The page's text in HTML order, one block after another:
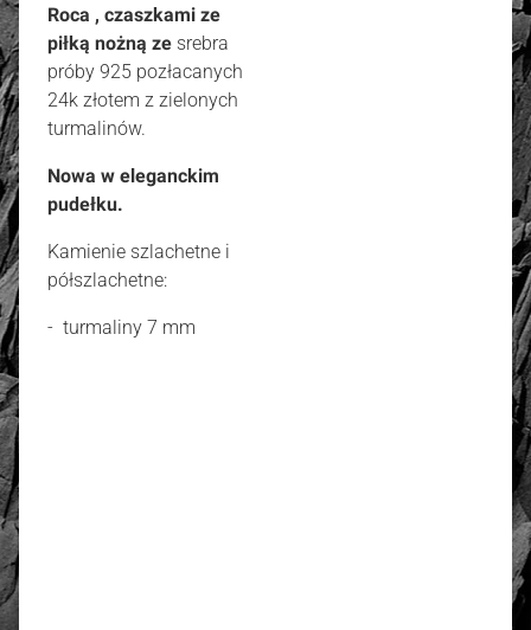
Roca , czaszkami ze
piłką nożną ze srebra
próby 925 pozłacanych
24k złotem z zielonych
turmalinów.
Nowa w eleganckim
pudełku.
Kamienie szlachetne i
półszlachetne:
- turmaliny 7 mm